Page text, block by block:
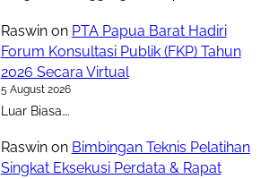
Raswinon PTA Papua Barat Hadiri
Forum Konsultasi Publik (FKP) Tahun
2026 Secara Virtual
5 August 2026
Luar Biasa….
Raswinon Bimbingan Teknis Pelatihan
Singkat Eksekusi Perdata & Rapat